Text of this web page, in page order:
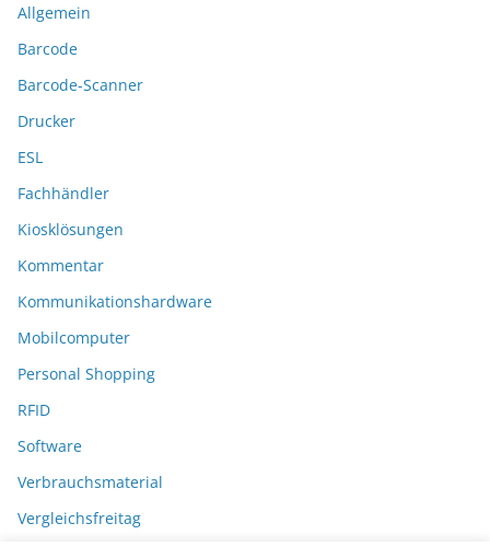
Allgemein
Barcode
Barcode-Scanner
Drucker
ESL
Fachhändler
Kiosklösungen
Kommentar
Kommunikationshardware
Mobilcomputer
Personal Shopping
RFID
Software
Verbrauchsmaterial
Vergleichsfreitag